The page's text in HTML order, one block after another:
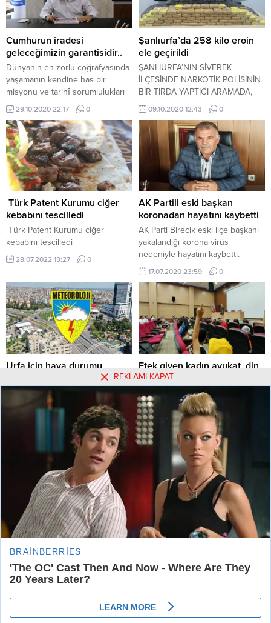
Cumhurun iradesi
geleceğimizin garantisidir..
Dünyanın en zorlu coğrafyasında
yaşamanın kendine has bir
misyonu ve tarihî sorumlulukları
vardır.29.10.2020 22:17 0
Şanlıurfa’da 258 kilo eroin
ele geçirildi
ŞANLIURFA’NIN SİVEREK
İLÇESİNDE NARKOTİK POLİSİNİN
BİR TIRDA YAPTIĞI ARAMADA,
GİZLİ BÖLMEDE 258 KİLO 500
GRAM EROİN ELE GEÇİRDİ.
09.10.2020 12:43 0
Türk Patent Kurumu ciğer
kebabını tescilledi
Türk Patent Kurumu ciğer
kebabını tescilledi
28.07.2022 13:27 0
AK Partili eski başkan
koronadan hayatını kaybetti
AK Parti Birecik eski ilçe başkanı
yakalandığı korona virüs
nedeniyle hayatını kaybetti.
17.07.2020 23:59 0
Urfa için hava durumu
15.05.2022 06:56
Etek giyen kadın avukat, din
görevlisi tarafından
uyarılınca salonu terk etti!
Etek giyen kadın avukat, din
görevlisi tarafından uyarılınca
salonu terk etti!
10.06.2022 15:56 0
Hakkımızda Kullanım Koşulları
Gizlilik Politikası Burçlar
Tüm Yazarlar Künye
Urfa Postası Haber Sitesi
REKLAMI KAPAT